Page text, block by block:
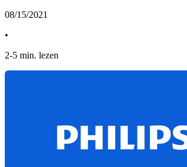
08/15/2021
•
2-5 min. lezen